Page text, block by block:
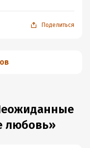
Поделиться
любовь»